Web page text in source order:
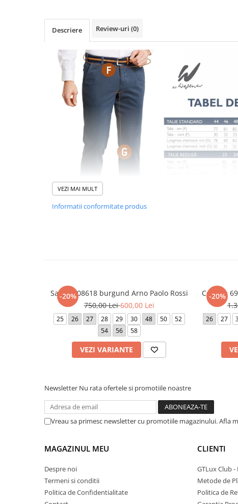
Descriere Review-uri (0)
VEZI MAI MULT
Informatii conformitate produs
-20%
Sacou 308618 burgund Arno Paolo Rossi
750,00 Lei600,00 Lei
25 26 27 28 29 30 48 50
52
54
56 58
VEZI VARIANTE
-20%
Costum
26 27
Newsletter Nu rata ofertele si promotiile noastre
Vreau sa primesc newsletter cu promotiile magazinului. Afla
MAGAZINUL MEU
Despre noi
Termeni si conditii
Politica de Confidentialitate
CLIENTI
GTLux Club
Metode de
Politica de